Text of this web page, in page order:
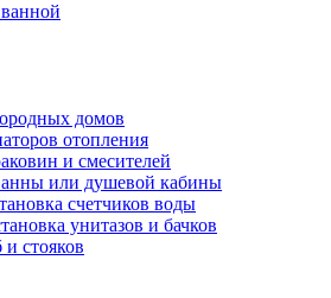
домов
отопления
и смесителей
или душевой кабины
счетчиков воды
унитазов и бачков
и стояков